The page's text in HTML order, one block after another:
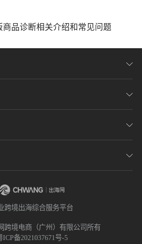
商品诊断相关介绍和常见问题
跨境出海综合服务平台
跨境电商（广州）有限公司所有
ICP备2021037671号-5